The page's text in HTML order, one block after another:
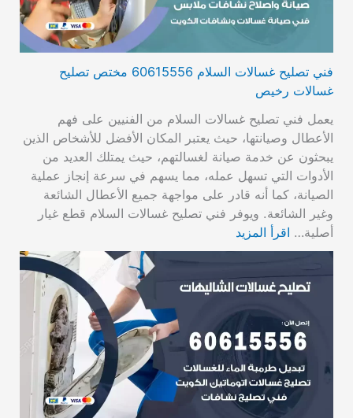
فني تصليح غسالات السلام 60615556 مختص تصليح
غسالات رخيص
يعمل فني تصليح غسالات السلام من الفنيين على فهم
الأعطال وصيانتها، حيث يعتبر المكان الأفضل للأشخاص الذين
يبحثون عن خدمة صيانة لغسالتهم، حيث يمتلك العديد من
الأدوات التي تسهل عمله، مما يسهم في سرعة إنجاز عملية
الصيانة، كما أنه قادر على مواجهة جميع الأعطال الشائعة
وغير الشائعة. ويوفر فني تصليح غسالات السلام قطع غيار
أصلية… اقرأ المزيد